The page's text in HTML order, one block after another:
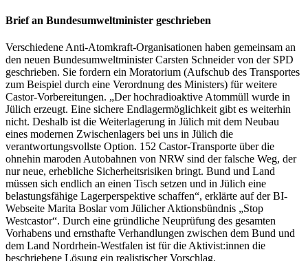
Brief an Bundesumweltminister geschrieben
Verschiedene Anti-Atomkraft-Organisationen haben gemeinsam an
den neuen Bundesumweltminister Carsten Schneider von der SPD
geschrieben. Sie fordern ein Moratorium (Aufschub des Transportes
zum Beispiel durch eine Verordnung des Ministers) für weitere
Castor-Vorbereitungen. „Der hochradioaktive Atommüll wurde in
Jülich erzeugt. Eine sichere Endlagermöglichkeit gibt es weiterhin
nicht. Deshalb ist die Weiterlagerung in Jülich mit dem Neubau
eines modernen Zwischenlagers bei uns in Jülich die
verantwortungsvollste Option. 152 Castor-Transporte über die
ohnehin maroden Autobahnen von NRW sind der falsche Weg, der
nur neue, erhebliche Sicherheitsrisiken bringt. Bund und Land
müssen sich endlich an einen Tisch setzen und in Jülich eine
belastungsfähige Lagerperspektive schaffen“, erklärte auf der BI-
Webseite Marita Boslar vom Jülicher Aktionsbündnis „Stop
Westcastor“. Durch eine gründliche Neuprüfung des gesamten
Vorhabens und ernsthafte Verhandlungen zwischen dem Bund und
dem Land Nordrhein-Westfalen ist für die Aktivist:innen die
beschriebene Lösung ein realistischer Vorschlag.